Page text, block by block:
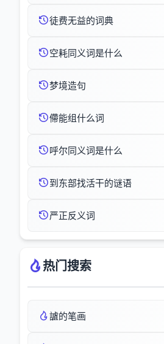
徒费无益的词典
空耗同义词是什么
梦境造句
僀能组什么词
呼尔同义词是什么
到东部找活干的谜语
严正反义词
热门搜索
謯的笔画